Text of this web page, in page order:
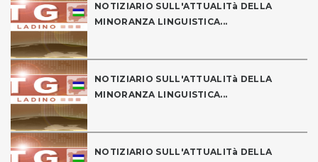
NOTIZIARIO SULL'ATTUALITà DELLA
MINORANZA LINGUISTICA...
NOTIZIARIO SULL'ATTUALITà DELLA
MINORANZA LINGUISTICA...
NOTIZIARIO SULL'ATTUALITà DELLA